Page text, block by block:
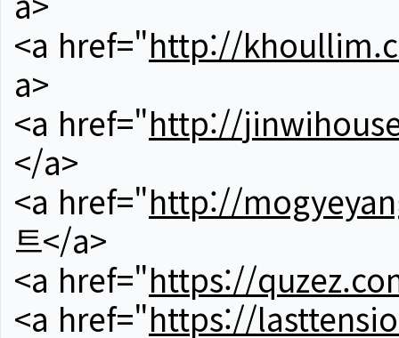
<a href="http://
a>
<a href="http://
</a>
<a href="http://
트</a>
<a href="https://
<a href="https://